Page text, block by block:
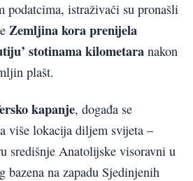
podatcima, istraživači su pronašli
Zemljina kora prenijela
stotinama kilometara nakon
plašt.
kapanje, događa se
više lokacija diljem svijeta –
središnje Anatolijske visoravni u
na zapadu Sjedinjenih